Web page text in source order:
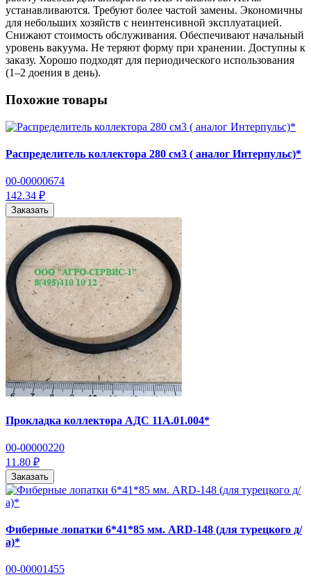
устанавливаются. Требуют более частой замены. Экономичны
для небольших хозяйств с неинтенсивной эксплуатацией.
Снижают стоимость обслуживания. Обеспечивают начальный
уровень вакуума. Не теряют форму при хранении. Доступны к
заказу. Хорошо подходят для периодического использования
(1–2 доения в день).
Похожие товары
Распределитель коллектора 280 см3 ( аналог Интерпульс)*
00-00000674
142.34 ₽
Заказать
Прокладка коллектора АДС 11А.01.004*
00-00000220
11.80 ₽
Заказать
Фиберные лопатки 6*41*85 мм. ARD-148 (для турецкого д/
а)*
00-00001455